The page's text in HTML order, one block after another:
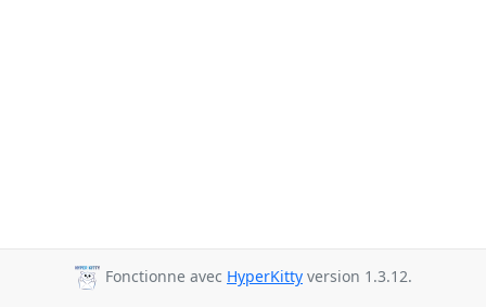
Fonctionne avec HyperKitty version 1.3.12.